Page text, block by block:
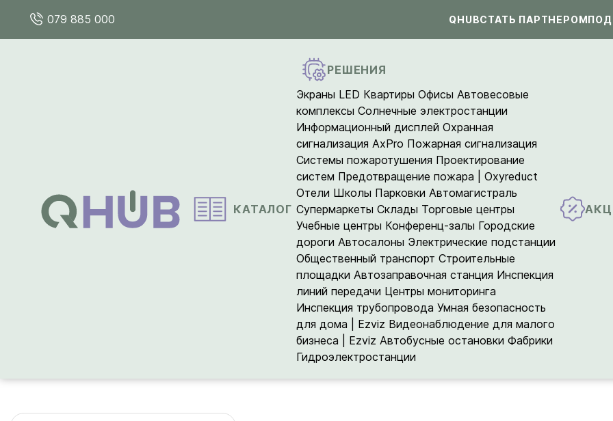
079 885 000 QHUBСТАТЬ ПАРТНЕРОМ
КАТАЛОГ
РЕШЕНИЯ
Экраны LED Квартиры Офисы Автовесовые
комплексыСолнечные электростанции
Информационный дисплей Охранная
сигнализация AxPro Пожарная сигнализация
Системы пожаротушения Проектирование
систем Предотвращение пожара | Oxyreduct
Отели Школы Парковки Автомагистраль
Супермаркеты Склады Торговые центры
Учебные центры Конференц-залы Городские
дороги Автосалоны Электрические подстанции
Общественный транспорт Строительные
площадки Автозаправочная станция Инспекция
линий передачи Центры мониторинга
Инспекция трубопровода Умная безопасность
для дома | Ezviz Видеонаблюдение для малого
бизнеса | Ezviz Автобусные остановки Фабрики
Гидроэлектростанции